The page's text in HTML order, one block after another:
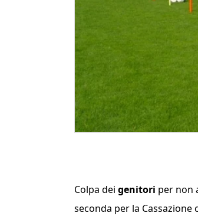
Colpa dei genitori per non
seconda per la Cassazione